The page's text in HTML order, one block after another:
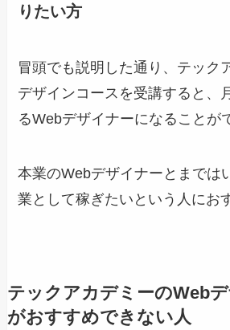
りたい方
冒頭でも説明した通り、テック
デザインコースを受講すると、
るWebデザイナーになることが
本業のWebデザイナーとまでは
業として稼ぎたいという人にお
テックアカデミーのWeb
がおすすめできない人